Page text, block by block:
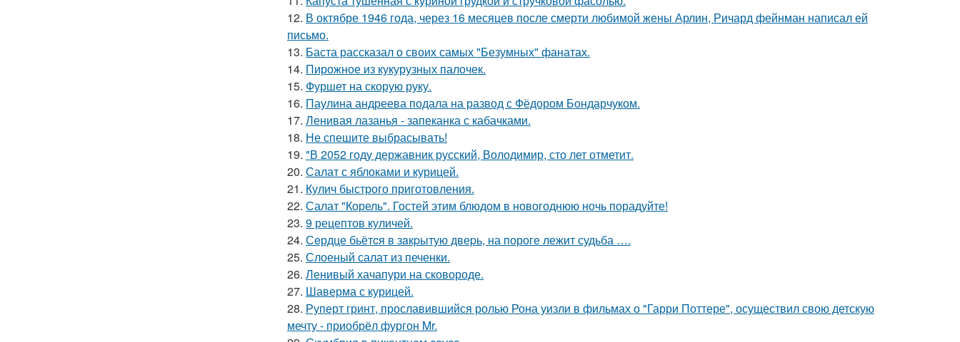
12. В октябре 1946 года, через 16 месяцев после смерти любимой жены Арлин, Ричард фейнман написал ей
письмо.
13. Баста рассказал о своих самых "Безумных" фанатах.
14. Пирожное из кукурузных палочек.
15. Фуршет на скорую руку.
16. Паулина андреева подала на развод с Фёдором Бондарчуком.
17. Ленивая лазанья - запеканка с кабачками.
18. Не спешите выбрасывать!
19. "В 2052 году державник русский, Володимир, сто лет отметит.
20. Салат с яблоками и курицей.
21. Кулич быстрого приготовления.
22. Салат "Корель". Гостей этим блюдом в новогоднюю ночь порадуйте!
23. 9 рецептов куличей.
24. Сeрдце бьётcя в зaкpытую двеpь, на пороге лежит судьба ….
25. Слоеный салат из печенки.
26. Ленивый хачапури на сковороде.
27. Шаверма с курицей.
28. Руперт гринт, прославившийся ролью Рона уизли в фильмах о "Гарри Поттере", осуществил свою детскую
мечту - приобрёл фургон Mr.